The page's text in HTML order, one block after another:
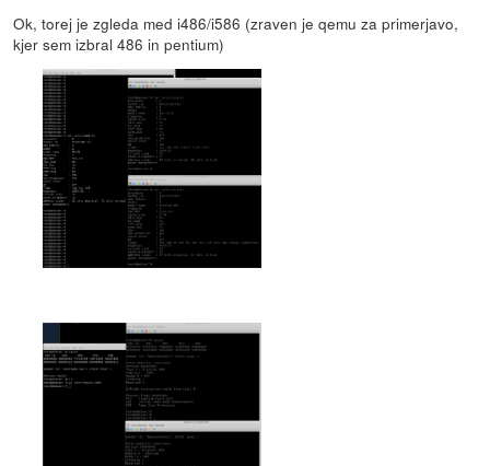
Ok, torej je zgleda med i486/i586 (zraven je qemu za primerjavo,
kjer sem izbral 486 in pentium)